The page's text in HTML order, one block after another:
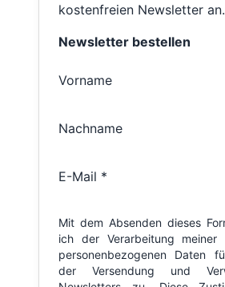
kostenfreien Newsletter an.